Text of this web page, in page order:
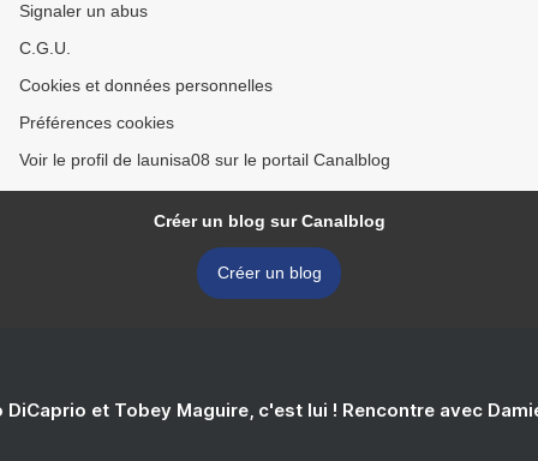
Signaler un abus
C.G.U.
Cookies et données personnelles
Préférences cookies
Voir le profil de launisa08 sur le portail Canalblog
Créer un blog sur Canalblog
Créer un blog
DiCaprio et Tobey Maguire, c'est lui ! Rencontre avec